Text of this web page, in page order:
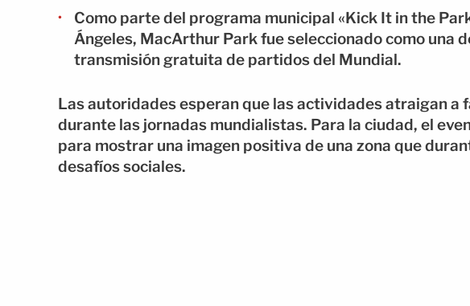
Como parte del programa municipal «Kick It in the
Ángeles, MacArthur Park fue seleccionado como una
transmisión gratuita de partidos del Mundial.
Las autoridades esperan que las actividades atraigan
durante las jornadas mundialistas. Para la ciudad, el
para mostrar una imagen positiva de una zona que
desafíos sociales.